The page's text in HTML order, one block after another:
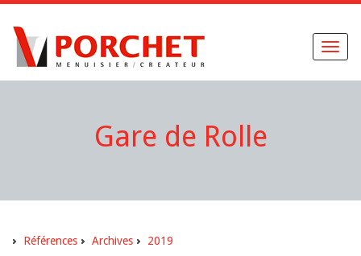
Gare de Rolle
Références Archives 2019